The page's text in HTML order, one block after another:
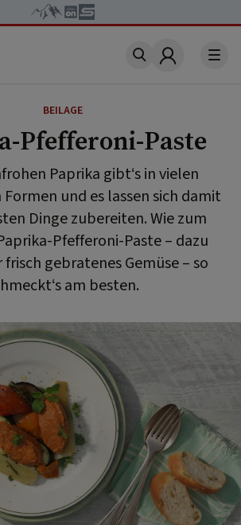
Account
BEILAGE
Pfefferoni-Paste
Paprika gibt‘s in vielen
und es lassen sich damit
Dinge zubereiten. Wie zum
Pfefferoni-Paste – dazu
gebratenes Gemüse – so
am besten.